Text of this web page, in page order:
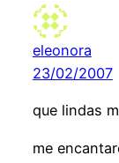
eleonora
23/02/2007
que lindas
me